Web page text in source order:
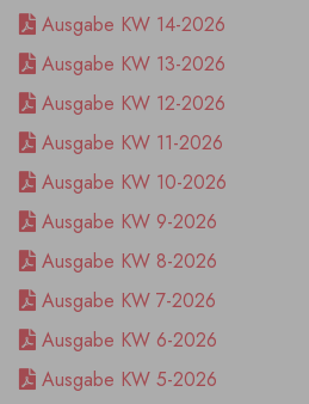
Ausgabe KW 14-2026
Ausgabe KW 13-2026
Ausgabe KW 12-2026
Ausgabe KW 11-2026
Ausgabe KW 10-2026
Ausgabe KW 9-2026
Ausgabe KW 8-2026
Ausgabe KW 7-2026
Ausgabe KW 6-2026
Ausgabe KW 5-2026